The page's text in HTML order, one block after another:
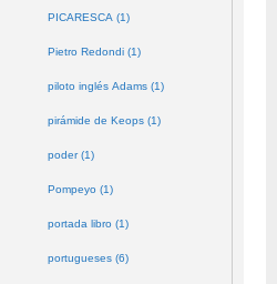
PICARESCA (1)
Pietro Redondi (1)
piloto inglés Adams (1)
pirámide de Keops (1)
poder (1)
Pompeyo (1)
portada libro (1)
portugueses (6)